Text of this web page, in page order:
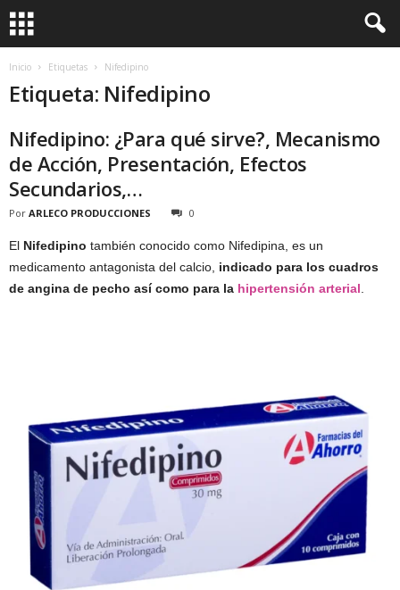
Inicio Etiquetas Nifedipino
Etiqueta: Nifedipino
Nifedipino: ¿Para qué sirve?, Mecanismo
de Acción, Presentación, Efectos
Secundarios,…
Por ARLECO PRODUCCIONES 0
El Nifedipino también conocido como Nifedipina, es un
medicamento antagonista del calcio, indicado para los cuadros
de angina de pecho así como para la hipertensión arterial